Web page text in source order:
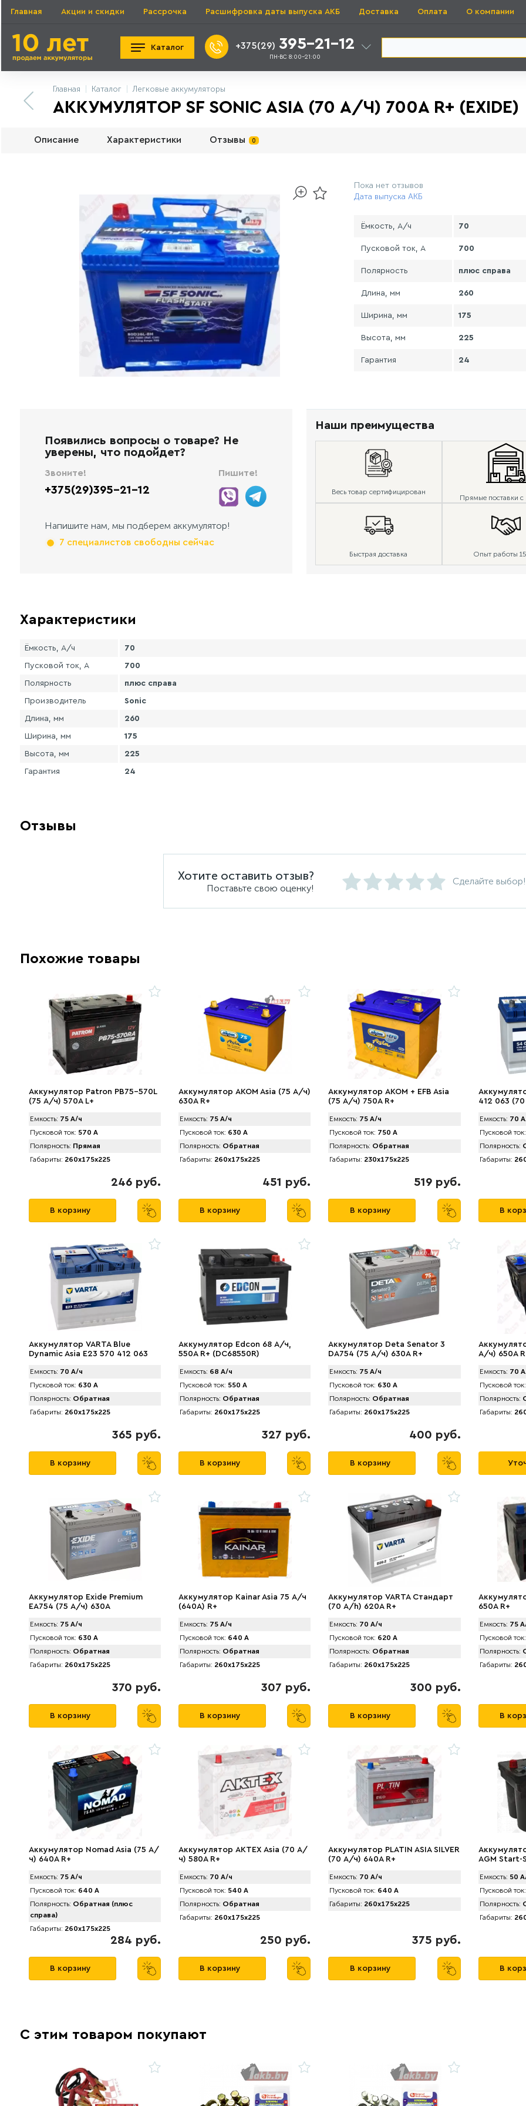
Главная Акции и скидки Рассрочка Расшифровка даты выпуска АКБ Доставка Оплата О компании
Каталог +375(29) 395-21-12
ПН-ВС 8:00-21:00
Главная Каталог Легковые аккумуляторы
АККУМУЛЯТОР SF SONIC ASIA (70 А/Ч) 700A R+ (EXIDE)
Описание Характеристики Отзывы 0
Пока нет отзывов
Дата выпуска АКБ
Ёмкость, А/ч 70
Пусковой ток, А 700
Полярность плюс справа
Длина, мм 260
Ширина, мм 175
Высота, мм 225
Гарантия 24
Появились вопросы о товаре? Не
уверены, что подойдет?
Звоните!
+375(29)395-21-12
Пишите!
Напишите нам, мы подберем аккумулятор!
7 специалистов свободны сейчас
Наши преимущества
Весь товар сертифицирован
Прямые поставки с
Быстрая доставка Опыт работы
Характеристики
Ёмкость, А/ч 70
Пусковой ток, А 700
Полярность плюс справа
Производитель Sonic
Длина, мм 260
Ширина, мм 175
Высота, мм 225
Гарантия 24
Отзывы
Хотите оставить отзыв?
Поставьте свою оценку!
Сделайте выбор!
Похожие товары
Аккумулятор Patron PB75-570L
(75 А/ч) 570A L+
Емкость: 75 А/ч
Пусковой ток: 570 А
Полярность: Прямая
Габариты: 260x175x225
246 руб.
В корзину
Аккумулятор AKOM Asia (75 А/ч)
630A R+
Емкость: 75 А/ч
Пусковой ток: 630 А
Полярность: Обратная
Габариты: 260x175x225
451 руб.
В корзину
Аккумулятор АКОМ + EFB Asia
(75 А/ч) 750А R+
Емкость: 75 А/ч
Пусковой ток: 750 А
Полярность: Обратная
Габариты: 230x175x225
519 руб.
В корзину
412 063
Емкость: 70
Пусковой ток:
Полярность:
Габариты:
В
Аккумулятор VARTA Blue
Dynamic Asia E23 570 412 063
Емкость: 70 А/ч
Пусковой ток: 630 А
Полярность: Обратная
Габариты: 260x175x225
365 руб.
В корзину
Аккумулятор Edcon 68 А/ч,
550A R+ (DC68550R)
Емкость: 68 А/ч
Пусковой ток: 550 А
Полярность: Обратная
Габариты: 260x175x225
327 руб.
В корзину
Аккумулятор Deta Senator 3
DA754 (75 А/ч) 630A R+
Емкость: 75 А/ч
Пусковой ток: 630 А
Полярность: Обратная
Габариты: 260x175x225
400 руб.
В корзину
А/ч) 650A
Емкость: 70
Пусковой ток:
Полярность:
Габариты:
Аккумулятор Exide Premium
EA754 (75 А/ч) 630A
Емкость: 75 А/ч
Пусковой ток: 630 А
Полярность: Обратная
Габариты: 260x175x225
370 руб.
В корзину
Аккумулятор Kainar Asia 75 А/ч
(640A) R+
Емкость: 75 А/ч
Пусковой ток: 640 А
Полярность: Обратная
Габариты: 260x175x225
307 руб.
В корзину
Аккумулятор VARTA Стандарт
(70 А/h) 620А R+
Емкость: 70 А/ч
Пусковой ток: 620 А
Полярность: Обратная
Габариты: 260x175x225
300 руб.
В корзину
650A R+
Емкость: 75
Пусковой ток:
Полярность:
Габариты:
В
Аккумулятор Nomad Asia (75 А/
ч) 640A R+
Емкость: 75 А/ч
Пусковой ток: 640 А
Полярность: Обратная (плюс
справа)
Габариты: 260x175x225
284 руб.
В корзину
Аккумулятор AKTEX Asia (70 А/
ч) 580A R+
Емкость: 70 А/ч
Пусковой ток: 540 А
Полярность: Обратная
Габариты: 260x175x225
250 руб.
В корзину
Аккумулятор PLATIN ASIA SILVER
(70 А/ч) 640A R+
Емкость: 70 А/ч
Пусковой ток: 640 А
Габариты: 260x175x225
375 руб.
В корзину
AGM Start-
Емкость: 50
Пусковой ток:
Полярность:
Габариты:
В
С этим товаром покупают